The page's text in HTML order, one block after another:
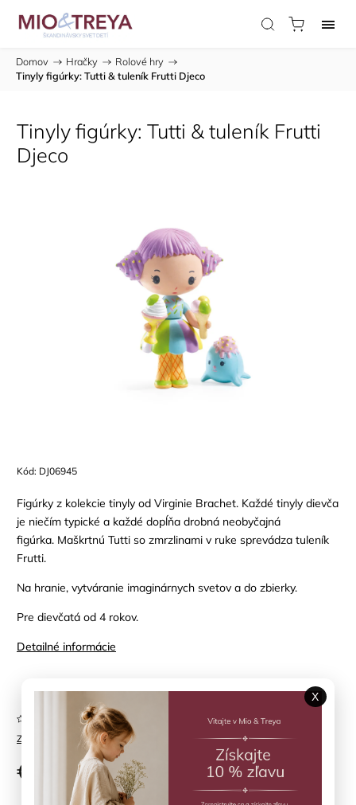
Domov / Hračky / Rolové hry /
Tinyly figúrky: Tutti & tuleník Frutti Djeco
Tinyly figúrky: Tutti & tuleník Frutti
Djeco
Kód: DJ06945
Figúrky z kolekcie tinyly od Virginie Brachet. Každé tinyly dievča
je niečím typické a každé dopĺňa drobná neobyčajná
figúrka. Maškrtnú Tutti so zmrzlinami v ruke sprevádza tuleník
Frutti.
Na hranie, vytváranie imaginárnych svetov a do zbierky.
Pre dievčatá od 4 rokov.
Detailné informácie
Značka: DJECO
Neohodnotené
€11
X